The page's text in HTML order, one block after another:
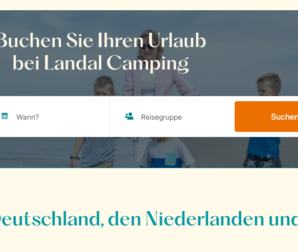
Sie Ihren Urlaub
bei Landal Camping
den Niederlanden